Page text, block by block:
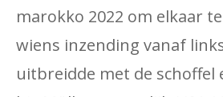
marokko 2022 om elkaar
wiens inzending vanaf
uitbreidde met de schoffel